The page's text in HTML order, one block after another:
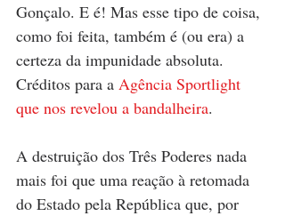
Gonçalo. E é! Mas esse tipo de coisa,
como foi feita, também é (ou era) a
certeza da impunidade absoluta.
Créditos para a Agência Sportlight
que nos revelou a bandalheira.
A destruição dos Três Poderes nada
mais foi que uma reação à retomada
do Estado pela República que, por